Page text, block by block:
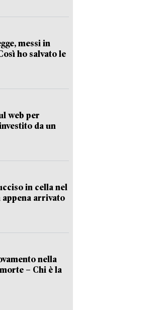
messi in
ho salvato le
web per
da un
in cella nel
arrivato
nella
– Chi è la